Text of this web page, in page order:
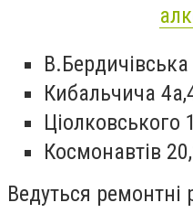
В.Бердичівська
Кибальчича
Ціолковського
Космонавтів
Ведуться ремонтні